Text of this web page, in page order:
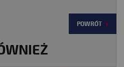
POWRÓT